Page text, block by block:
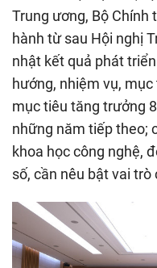
Trung ương, Bộ Chính
hành từ sau Hội nghị
nhật kết quả phát
hướng, nhiệm vụ,
mục tiêu tăng trưởng
những năm tiếp theo;
khoa học công nghệ,
số, cần nêu bật vai